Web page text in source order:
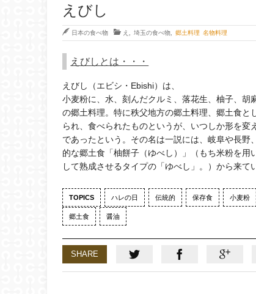
えびし
日本の食べ物 え 埼玉の食べ物 郷土料理 名物料理
えびしとは・・・
えびし（エビシ・Ebishi）は、
小麦粉に、水、刻んだクルミ、落花生、柚子、
の郷土料理。特に秩父地方の郷土料理、郷土食
られ、食べられたものというが、いつしか形を
であったという。その名は一説には、岐阜や長
的な郷土食「柚餅子（ゆべし）」（もち米粉を
して熟成させるタイプの「ゆべし」。）から来て
TOPICS ハレの日 伝統的 保存食 小麦粉
郷土食 醤油
SHARE